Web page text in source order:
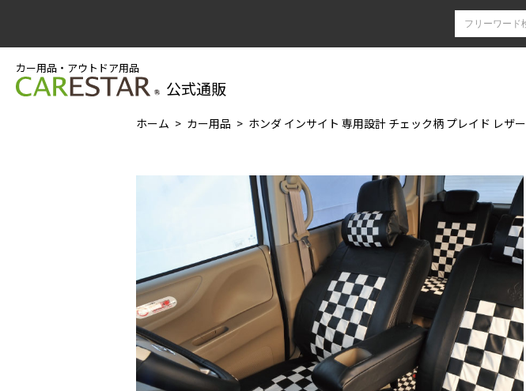
カー用品・アウトドア用品
公式通販
ホーム カー用品 ホンダ インサイト 専用設計 チェック柄 プレイド レ